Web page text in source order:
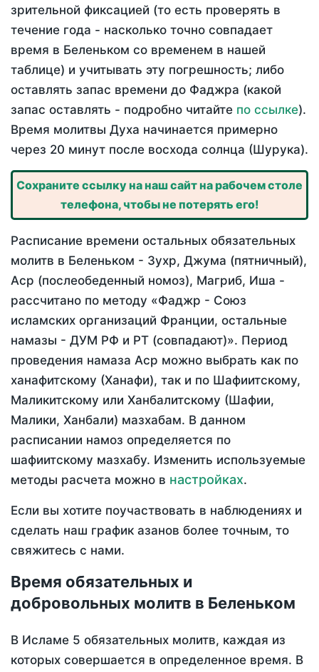
зрительной фиксацией (то есть проверять в
течение года - насколько точно совпадает
время в Беленьком со временем в нашей
таблице) и учитывать эту погрешность; либо
оставлять запас времени до Фаджра (какой
запас оставлять - подробно читайте по ссылке).
Время молитвы Духа начинается примерно
через 20 минут после восхода солнца (Шурука).
Сохраните ссылку на наш сайт на рабочем столе
телефона, чтобы не потерять его!
Расписание времени остальных обязательных
молитв в Беленьком - Зухр, Джума (пятничный),
Аср (послеобеденный номоз), Магриб, Иша -
рассчитано по методу «Фаджр - Союз
исламских организаций Франции, остальные
намазы - ДУМ РФ и РТ (совпадают)». Период
проведения намаза Аср можно выбрать как по
ханафитскому (Ханафи), так и по Шафиитскому,
Маликитскому или Ханбалитскому (Шафии,
Малики, Ханбали) мазхабам. В данном
расписании намоз определяется по
шафиитскому мазхабу. Изменить используемые
методы расчета можно в настройках.
Если вы хотите поучаствовать в наблюдениях и
сделать наш график азанов более точным, то
свяжитесь с нами.
Время обязательных и
добровольных молитв в Беленьком
В Исламе 5 обязательных молитв, каждая из
которых совершается в определенное время. В